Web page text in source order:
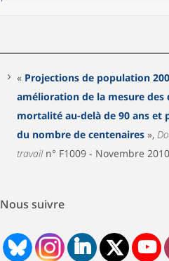
« Projections de population
amélioration de la mesure des
mortalité au-delà de 90 ans et projections
du nombre de centenaires »,
travailn° F1009 - Novembre 2010
Nous suivre